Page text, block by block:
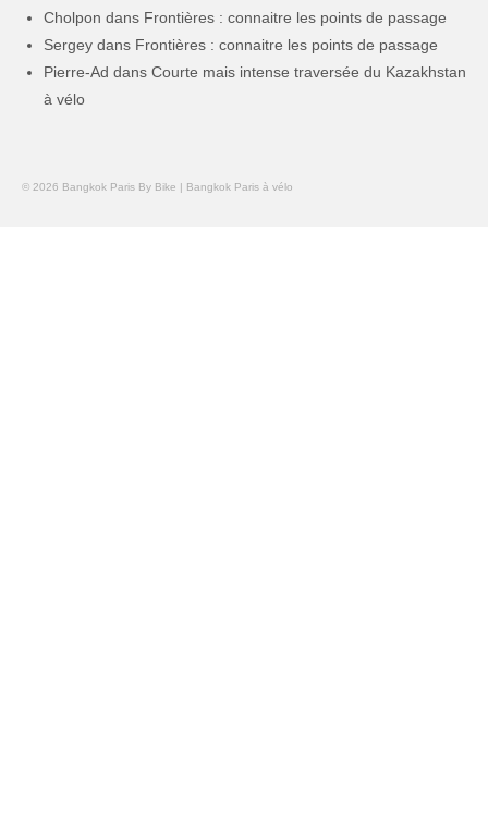
Cholpon dans Frontières : connaitre les points de passage
Sergey dans Frontières : connaitre les points de passage
Pierre-Ad dans Courte mais intense traversée du Kazakhstan
à vélo
© 2026 Bangkok Paris By Bike | Bangkok Paris à vélo